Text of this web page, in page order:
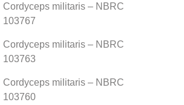
Cordyceps militaris – NBRC
103767
Cordyceps militaris – NBRC
103763
Cordyceps militaris – NBRC
103760